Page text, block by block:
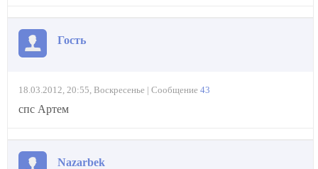
Гость
18.03.2012, 20:55, Воскресенье | Сообщение 43
спс Артем
Nazarbek